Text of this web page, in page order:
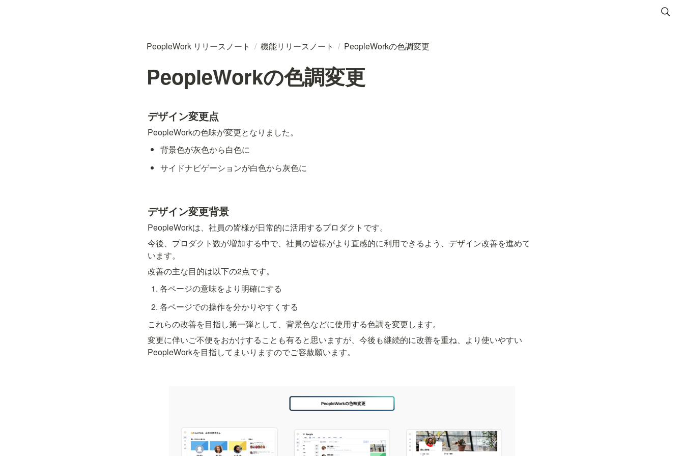
PeopleWork リリースノート / 機能リリースノート / PeopleWorkの色調変更
PeopleWorkの色調変更
デザイン変更点
PeopleWorkの色味が変更となりました。
背景色が灰色から白色に
サイドナビゲーションが白色から灰色に
デザイン変更背景
PeopleWorkは、社員の皆様が日常的に活用するプロダクトです。
今後、プロダクト数が増加する中で、社員の皆様がより直感的に利用できるよう、デザイン改善を進めて
います。
改善の主な目的は以下の2点です。
各ページの意味をより明確にする
各ページでの操作を分かりやすくする
これらの改善を目指し第一弾として、背景色などに使用する色調を変更します。
変更に伴いご不便をおかけすることも有ると思いますが、今後も継続的に改善を重ね、より使いやすい
PeopleWorkを目指してまいりますのでご容赦願います。